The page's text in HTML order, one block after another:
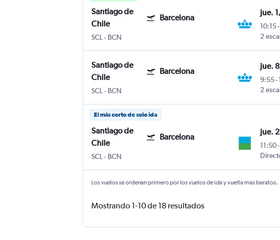
Santiago de
Chile
Barcelona
SCL - BCN
jue.
10:15-
2
Santiago de
Chile
Barcelona
SCL - BCN
jue.
9:55-
2
El más corto de solo ida
Santiago de
Chile
Barcelona
SCL - BCN
jue.
11:50-
Los vuelos se ordenan primero por los vuelos de ida y vuelta más baratos.
Mostrando 1-10 de 18 resultados